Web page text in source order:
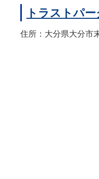
トラストパ
住所：大分県大分市